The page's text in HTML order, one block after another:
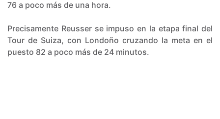
76 a poco más de una hora.
Precisamente Reusser se impuso en la etapa final del
Tour de Suiza, con Londoño cruzando la meta en el
puesto 82 a poco más de 24 minutos.